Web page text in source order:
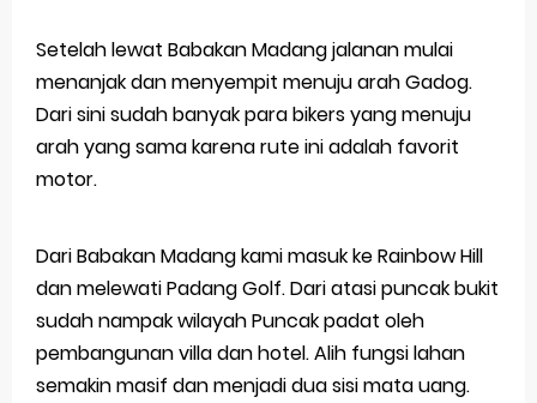
Ebook Prediksi 150 Soal TKA Geografi 2025 + Kunci Jawaban
3 Jurus Sakti Menaklukkan Soal TKA Geografi [Wajib Baca]
Menjadi Pengajar Jaman Sekarang Makin Berat
Setelah lewat Babakan Madang jalanan mulai
menanjak dan menyempit menuju arah Gadog.
Dari sini sudah banyak para bikers yang menuju
arah yang sama karena rute ini adalah favorit
motor.
Dari Babakan Madang kami masuk ke Rainbow Hill
dan melewati Padang Golf. Dari atasi puncak bukit
sudah nampak wilayah Puncak padat oleh
pembangunan villa dan hotel. Alih fungsi lahan
semakin masif dan menjadi dua sisi mata uang.